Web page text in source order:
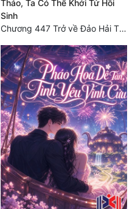
Thảo, Ta Có Thể Khởi Tử Hồi
Sinh
Chương 447 Trở về Đảo Hải Thần